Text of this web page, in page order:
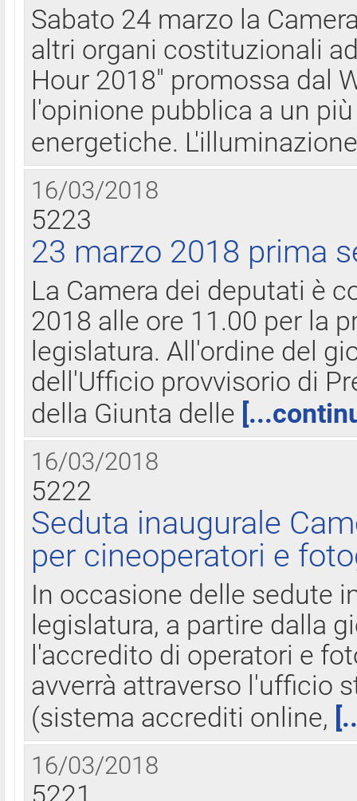
Sabato 24 marzo la
altri organi costituzionali
Hour 2018" promossa dal
l'opinione pubblica a un
energetiche.
16/03/2018
5223
23 marzo 2018 prima
La Camera dei deputati è
2018 alle ore 11.00 per la
legislatura. All'ordine del
dell'Ufficio provvisorio di
della Giunta delle
16/03/2018
5222
Seduta inaugurale
per cineoperatori e
In occasione delle sedute
legislatura, a partire dalla
l'accredito di operatori e
avverrà attraverso l'ufficio
(sistema accrediti online,
16/03/2018